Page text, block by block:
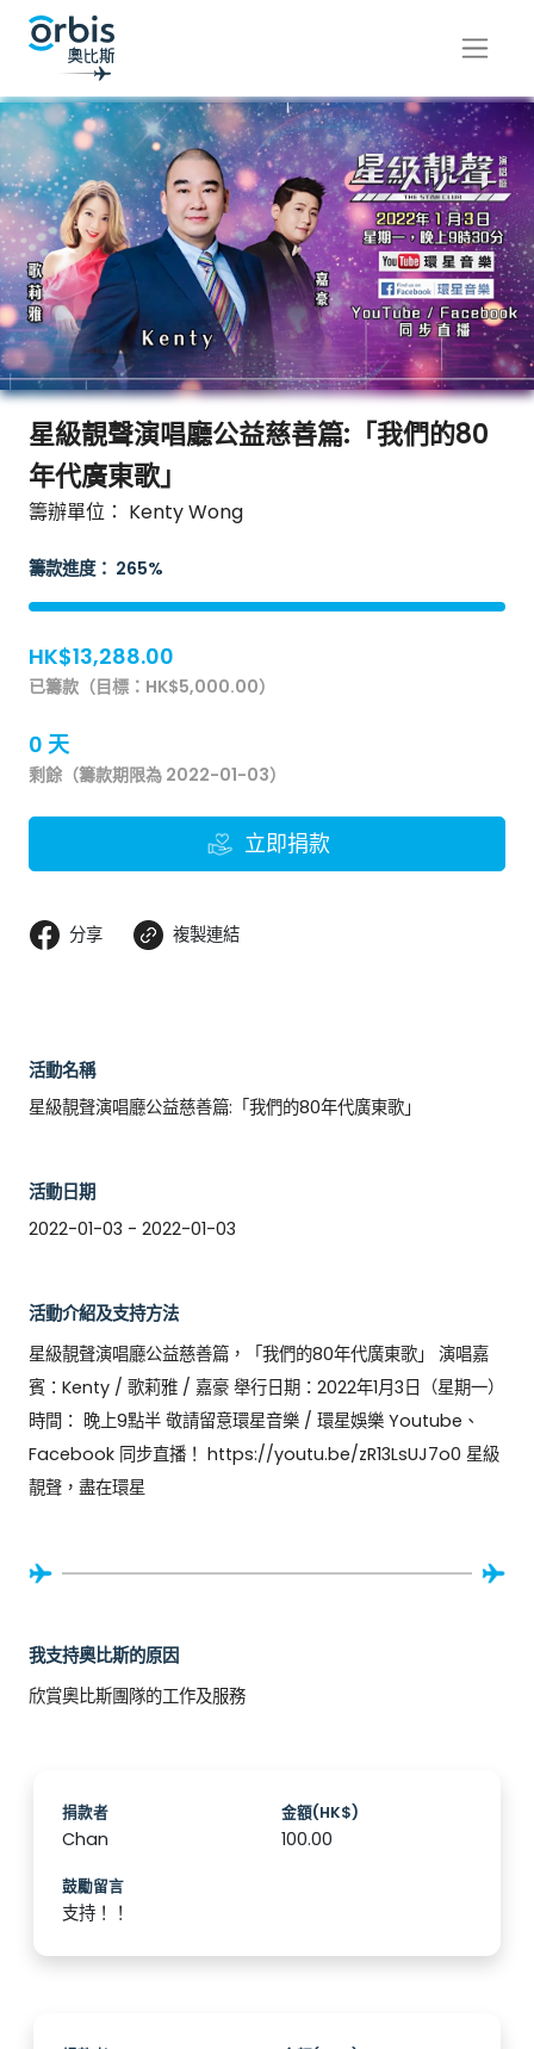
星級靚聲演唱廳公益慈善篇:「我們的80
年代廣東歌」
籌辦單位： Kenty Wong
籌款進度： 265%
HK$13,288.00
已籌款（目標：HK$5,000.00）
0 天
剩餘（籌款期限為 2022-01-03）
立即捐款
分享 複製連結
活動名稱
星級靚聲演唱廳公益慈善篇:「我們的80年代廣東歌」
活動日期
2022-01-03 - 2022-01-03
活動介紹及支持方法
星級靚聲演唱廳公益慈善篇，「我們的80年代廣東歌」 演唱嘉
賓：Kenty / 歌莉雅 / 嘉豪 舉行日期：2022年1月3日（星期一）
時間： 晚上9點半 敬請留意環星音樂 / 環星娛樂 Youtube、
Facebook 同步直播！ https://youtu.be/zR13LsUJ7o0 星級
靚聲，盡在環星
我支持奧比斯的原因
欣賞奧比斯團隊的工作及服務
捐款者
Chan
金額(HK$)
100.00
鼓勵留言
支持！！